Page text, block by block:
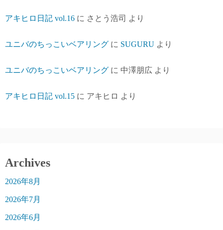
アキヒロ日記 vol.16 に さとう浩司 より
ユニバのちっこいベアリング に SUGURU より
ユニバのちっこいベアリング に 中澤朋広 より
アキヒロ日記 vol.15 に アキヒロ より
Archives
2026年8月
2026年7月
2026年6月